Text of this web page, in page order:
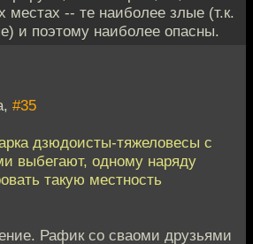
-- те наиболее злые (т.к.
и поэтому наиболее опасны.
#35
дзюдоисты-тяжеловесы с
выбегают, одному наряду
такую местность
Рафик со сваоми друзьями